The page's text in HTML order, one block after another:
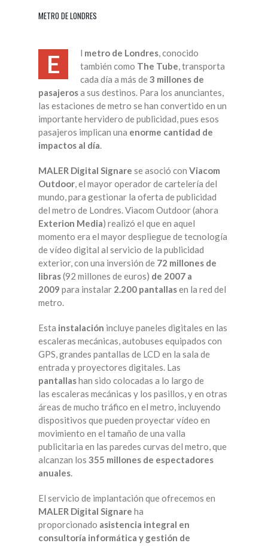
METRO DE LONDRES
E l metro de Londres, conocido
también como The Tube, transporta
cada día a más de3 millones de
pasajerosa sus destinos. Para los anunciantes,
las estaciones de metro se han convertido en un
importante hervidero de publicidad, pues esos
pasajeros implican una enorme cantidad de
impactos al día.
MALER Digital Signare se asoció con Viacom
Outdoor, el mayor operador de cartelería del
mundo, para gestionar la oferta de publicidad
del metro de Londres. Viacom Outdoor (ahora
Exterion Media) realizó el que en aquel
momento era el mayor despliegue de tecnología
de vídeo digital al servicio de la publicidad
exterior, con una inversión de 72 millones de
libras(92 millones de euros) de 2007 a
2009 para instalar 2.200 pantallasen la red del
metro.
Esta instalación incluye paneles digitales en las
escaleras mecánicas, autobuses equipados con
GPS, grandes pantallas de LCD en la sala de
entrada y proyectores digitales. Las
pantallashan sido colocadas a lo largo de
las escaleras mecánicas y los pasillos, y en otras
áreas de mucho tráfico en el metro, incluyendo
dispositivos que pueden proyectar vídeo en
movimiento en el tamaño de una valla
publicitaria en las paredes curvas del metro, que
alcanzan los 355 millones de espectadores
anuales.
El servicio de implantación que ofrecemos en
MALER Digital Signare ha
proporcionado asistencia integral en
consultoría informática y gestión de